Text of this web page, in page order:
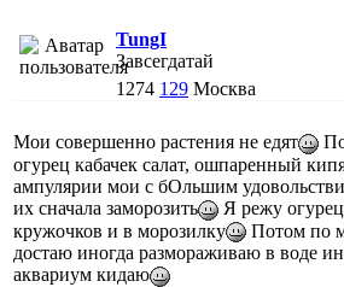
TungI
Завсегдатай
1274 129 Москва
Мои совершенно растения не едят
огурец кабачек салат, ошпаренный
ампулярии мои с бОльшим
их сначала заморозить
Я режу
кружочков и в морозилку
Потом по
достаю иногда размораживаю в воде
аквариум кидаю